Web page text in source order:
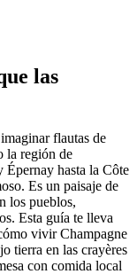
las
flautas de
la región de
hasta la Côte
Es un paisaje de
los pueblos,
Esta guía te lleva
vivir Champagne
tierra en las crayères
con comida local